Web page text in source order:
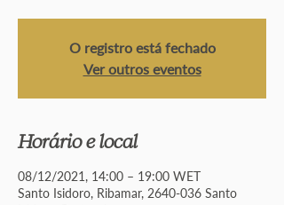
O registro está fechado
Ver outros eventos
Horário e local
08/12/2021, 14:00 – 19:00 WET
Santo Isidoro, Ribamar, 2640-036 Santo